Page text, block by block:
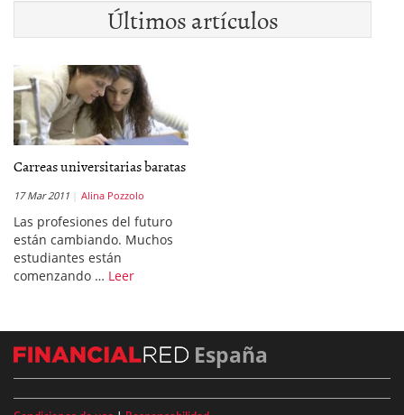
Últimos artículos
Carreas universitarias baratas
17 Mar 2011 Alina Pozzolo
Las profesiones del futuro
están cambiando. Muchos
estudiantes están
comenzando … Leer
España